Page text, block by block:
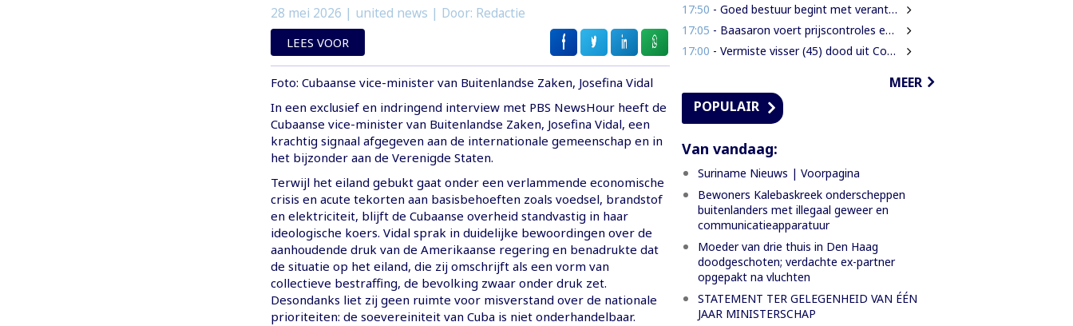
28 mei 2026 | united news | Door: Redactie
LEES VOOR
Foto: Cubaanse vice-minister van Buitenlandse Zaken, Josefina Vidal
In een exclusief en indringend interview met PBS NewsHour heeft de
Cubaanse vice-minister van Buitenlandse Zaken, Josefina Vidal, een
krachtig signaal afgegeven aan de internationale gemeenschap en in
het bijzonder aan de Verenigde Staten.
Terwijl het eiland gebukt gaat onder een verlammende economische
crisis en acute tekorten aan basisbehoeften zoals voedsel, brandstof
en elektriciteit, blijft de Cubaanse overheid standvastig in haar
ideologische koers. Vidal sprak in duidelijke bewoordingen over de
aanhoudende druk van de Amerikaanse regering en benadrukte dat
de situatie op het eiland, die zij omschrijft als een vorm van
collectieve bestraffing, de bevolking zwaar onder druk zet.
Desondanks liet zij geen ruimte voor misverstand over de nationale
prioriteiten: de soevereiniteit van Cuba is niet onderhandelbaar.
17:50 - Goed bestuur begint met verantwoording afleggen
17:05 - Baasaron voert prijscontroles en toezicht op voedselveiligheid op
17:00 - Vermiste visser (45) dood uit Coesewijnerivier gehaald
MEER
POPULAIR
Van vandaag:
Suriname Nieuws | Voorpagina
Bewoners Kalebaskreek onderscheppen
buitenlanders met illegaal geweer en
communicatieapparatuur
Moeder van drie thuis in Den Haag
doodgeschoten; verdachte ex-partner
opgepakt na vluchten
STATEMENT TER GELEGENHEID VAN ÉÉN
JAAR MINISTERSCHAP